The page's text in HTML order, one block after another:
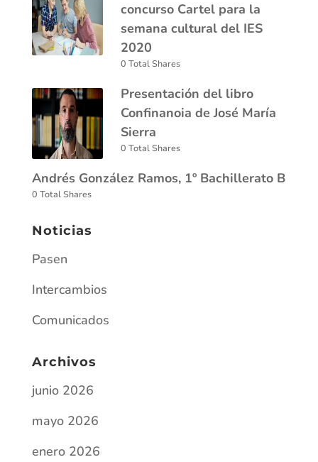
concurso Cartel para la
semana cultural del IES
2020
0 Total Shares
Presentación del libro
Confinanoia de José María
Sierra
0 Total Shares
Andrés González Ramos, 1º Bachillerato B
0 Total Shares
Noticias
Pasen
Intercambios
Comunicados
Archivos
junio 2026
mayo 2026
enero 2026